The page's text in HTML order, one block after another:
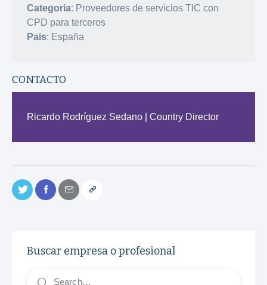
Categoria: Proveedores de servicios TIC con
CPD para terceros
Pais: España
CONTACTO
Ricardo Rodríguez Sedano | Country Director
Buscar empresa o profesional